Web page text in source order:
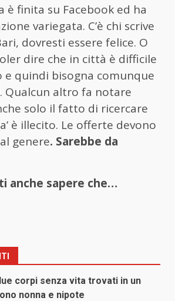
è finita su Facebook ed ha
variegata. C’è chi scrive
dovresti essere felice. O
dire che in città è difficile
e quindi bisogna comunque
Qualcun altro fa notare
solo il fatto di ricercare
è illecito. Le offerte devono
genere. Sarebbe da
anche sapere che…
corpi senza vita trovati in un
nonna e nipote